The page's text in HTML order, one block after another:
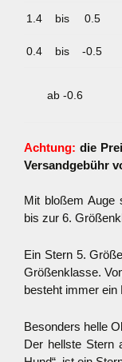
1.4 bis 0.5
0.4 bis -0.5
ab -0.6
Achtung: die
Versandgebühr
Mit bloßem Auge
bis zur 6.
Ein Stern 5.
Größenklasse.
besteht immer ein
Besonders helle
Der hellste Stern